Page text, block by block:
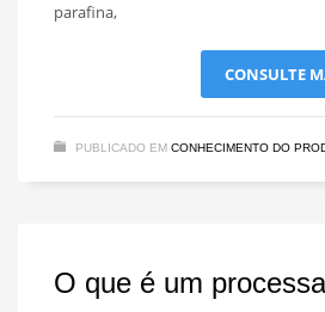
parafina,
CONSULTE
PUBLICADO EM CONHECIMENTO DO
O que é um